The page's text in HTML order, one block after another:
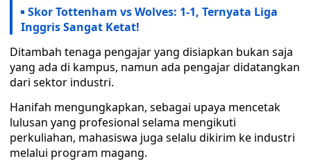
Skor Tottenham vs Wolves: 1-1, Ternyata Liga
Inggris Sangat Ketat!
Ditambah tenaga pengajar yang disiapkan bukan saja
yang ada di kampus, namun ada pengajar didatangkan
dari sektor industri.
Hanifah mengungkapkan, sebagai upaya mencetak
lulusan yang profesional selama mengikuti
perkuliahan, mahasiswa juga selalu dikirim ke industri
melalui program magang.